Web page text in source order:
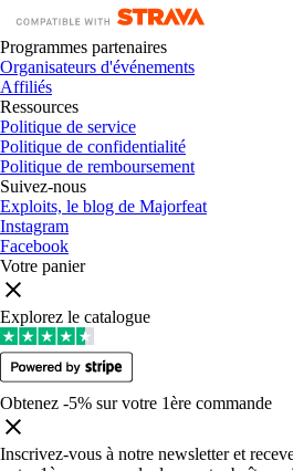
Programmes partenaires
Organisateurs d'événements
Affiliés
Ressources
Politique de service
Politique de confidentialité
Politique de remboursement
Suivez-nous
Exploits, le blog de Majorfeat
Instagram
Facebook
Votre panier
Explorez le catalogue
Obtenez -5% sur votre 1ère commande
Inscrivez-vous à notre newsletter et